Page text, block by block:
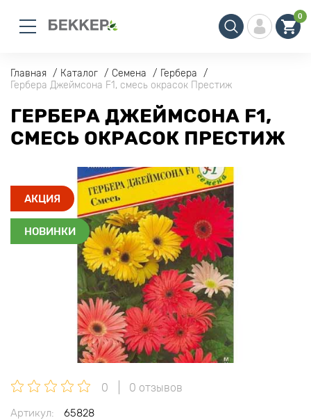
0
Главная Каталог Семена
Гербера
Гербера Джеймсона F1, смесь окрасок Престиж
ГЕРБЕРА ДЖЕЙМСОНА F1,
СМЕСЬ ОКРАСОК ПРЕСТИЖ
АКЦИЯ
НОВИНКИ
0 0 отзывов
Артикул:
65828